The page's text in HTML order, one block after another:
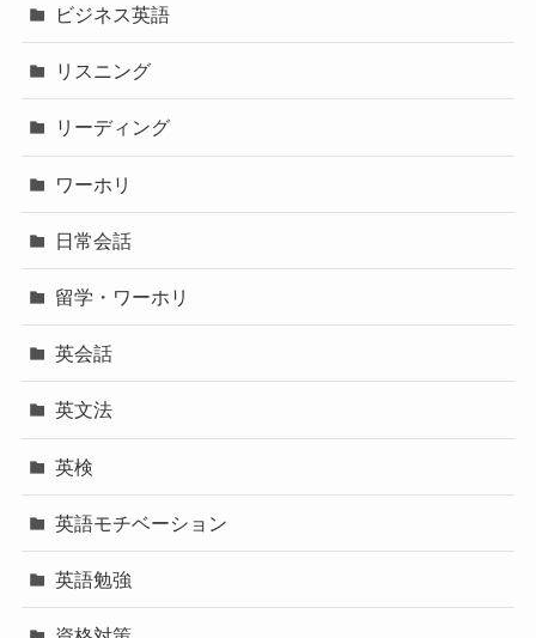
ビジネス英語
リスニング
リーディング
ワーホリ
日常会話
留学・ワーホリ
英会話
英文法
英検
英語モチベーション
英語勉強